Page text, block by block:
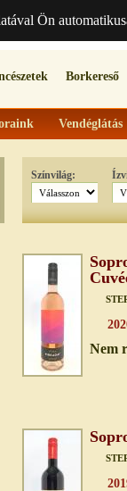
Ön
Borkereső
Vendéglátás
Színvilág:
Nem